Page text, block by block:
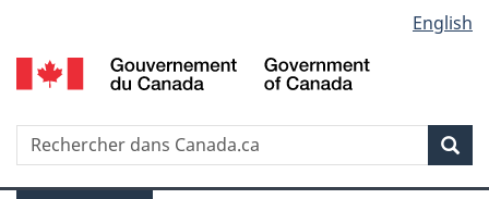
au
contenu
propos
de
la
HTML
simplifiée
selection
English
Recherche